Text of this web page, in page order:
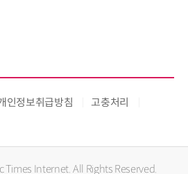
인정보취급방침
고충처리
Internet. All Rights Reserved.